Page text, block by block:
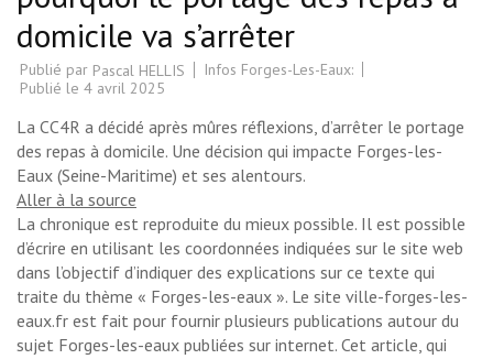
domicile va s’arrêter
Publié par Pascal HELLIS
Infos Forges-Les-Eaux:
Publié le 4 avril 2025
La CC4R a décidé après mûres réflexions, d’arrêter le portage
des repas à domicile. Une décision qui impacte Forges-les-
Eaux (Seine-Maritime) et ses alentours.
Aller à la source
La chronique est reproduite du mieux possible. Il est possible
d’écrire en utilisant les coordonnées indiquées sur le site web
dans l’objectif d’indiquer des explications sur ce texte qui
traite du thème « Forges-les-eaux ». Le site ville-forges-les-
eaux.fr est fait pour fournir plusieurs publications autour du
sujet Forges-les-eaux publiées sur internet. Cet article, qui